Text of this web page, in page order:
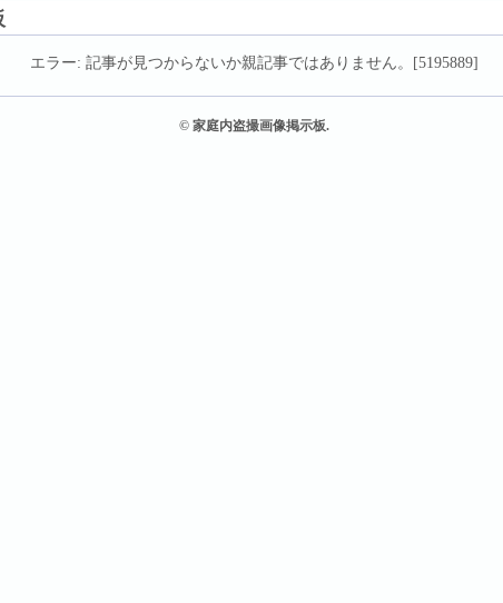
エラー: 記事が見つからないか親記事ではありません。[5195889]
© 家庭内盗撮画像掲示板.